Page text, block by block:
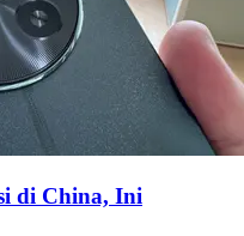
di China, Ini